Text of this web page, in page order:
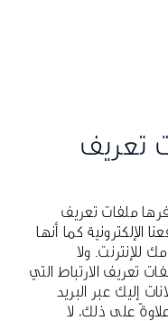
تعريف
ملفات تعريف
الإلكترونية كما أنها
للإنترنت. ولا
تعريف الارتباط التي
إليك عبر البريد
على ذلك، لا